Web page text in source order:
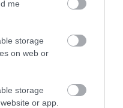
me
storage
on web or
storage
or app.
intelligencia
az életet
kamera vs mindennapi